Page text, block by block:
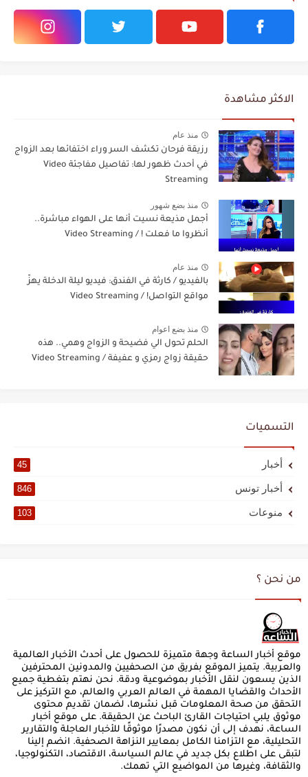
الاكثر مشاهدة
منذ عام
رزيقة فرحان تكشف السر وراء اختفائها بعد الزواج
في أحدث ظهور لها: تفاصيل مفاجئة Video
Streaming
منذ بضع شهور
أجمل مذيعة نسيت أنها على الهواء مباشرة..
أنظروا ما فعلت ! / Video Streaming
منذ عام
بالفيديو / كارثة في الفندق: فيديو ليلة الدخلة يهزّ
مواقع التواصل! / Video Streaming
منذ بضع اعوام
الحلم تحول الي فضيحة و الزواج وهمي.. هذه
حقيقة زواج رمزي و عفيفة / Video Streaming
التسميات
أخبار 45
أخبار تونس 846
منوعات 103
من نحن ؟
موقع أخبار الساعة وجهة متميزة للحصول على أحدث الأخبار العالمية
والعربية. يتميز الموقع بفريق من الصحفيين والمدونين المحترفين
الذين يسعون لنقل الأخبار بموضوعية ودقة. نحن نهتم بتغطية جميع
الأحداث والقضايا المهمة في العالم العربي والعالم، مع التركيز على
التحقق من صحة المعلومات قبل نشرها، لضمان تقديم محتوى
موثوق يلبي احتياجات القارئ الباحث عن الحقيقة. على موقع أخبار
الساعة، نهدف إلى أن نكون مصدرًا موثوقًا للأخبار العاجلة والتقارير
التحليلية، مع التزامنا الكامل بمعايير النزاهة الصحفية. انضم إلينا
لتبقى على اطلاع بكل جديد في عالم السياسة، الاقتصاد، التكنولوجيا،
والثقافة، وغيرها من المواضيع التي تهمك.